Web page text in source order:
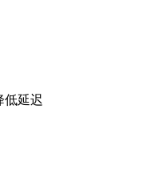
低延迟